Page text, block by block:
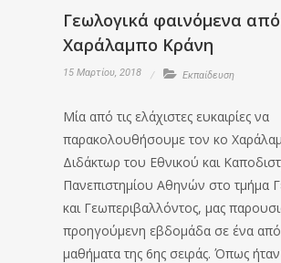
Γεωλογικά φαινόμενα
Χαράλαμπο Κράνη
15 Μαρτίου, 2018 Εκπαίδευση
Μία από τις ελάχιστες ευκαιρίες να
παρακολουθήσουμε τον κο
Διδάκτωρ του Εθνικού και
Πανεπιστημίου Αθηνών στο τμήμα
και Γεωπεριβαλλόντος, μας
προηγούμενη εβδομάδα σε ένα
μαθήματα της 6ης σειράς. Όπως